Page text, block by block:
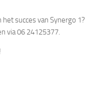
succes van Synergo 1?
via 06 24125377.